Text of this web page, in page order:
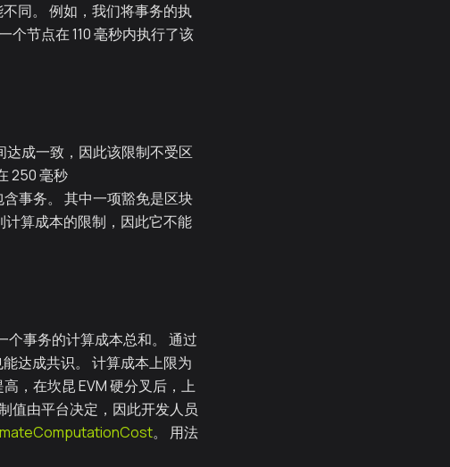
同。 例如，我们将事务的执
个节点在 110 毫秒内执行了该
达成一致，因此该限制不受区
250 毫秒
事务。 其中一项豁免是区块
算成本的限制，因此它不能
个事务的计算成本总和。 通过
达成共识。 计算成本上限为
，在坎昆 EVM 硬分叉后，上
值由平台决定，因此开发人员
。 用法